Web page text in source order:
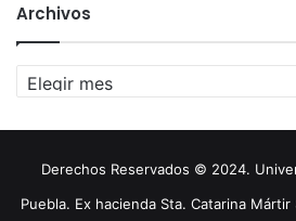
Archivos
Archivos
Derechos Reservados © 2024.
Puebla. Ex hacienda Sta. Catarina